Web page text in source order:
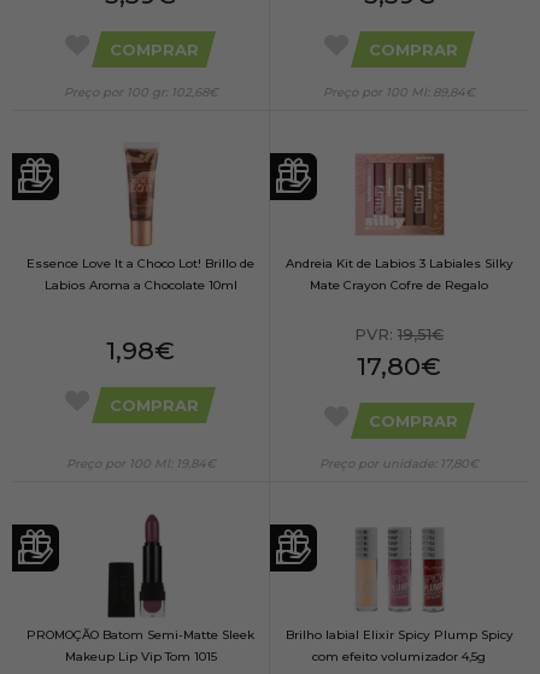
COMPRAR
Preço por 100 gr: 102,68€
COMPRAR
Preço por 100 Ml: 89,84€
Essence Love It a Choco Lot! Brillo de
Labios Aroma a Chocolate 10ml
1,98€
COMPRAR
Preço por 100 Ml: 19,84€
Andreia Kit de Labios 3 Labiales Silky
Mate Crayon Cofre de Regalo
PVR: 19,51€
17,80€
COMPRAR
Preço por unidade: 17,80€
PROMOÇÃO Batom Semi-Matte Sleek
Makeup Lip Vip Tom 1015
Brilho labial Elixir Spicy Plump Spicy
com efeito volumizador 4,5g